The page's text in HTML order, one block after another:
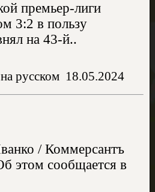
премьер-лиги
3:2 в пользу
на 43-й..
русском 18.05.2024
/ Коммерсантъ
этом сообщается в